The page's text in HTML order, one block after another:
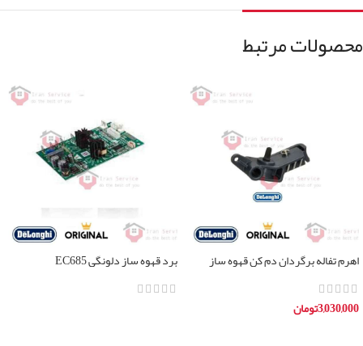
محصولات مرتبط
اهرم تفاله برگردان دم کن قهوه ساز
دلونگی
3,030,000تومان
برد قهوه ساز دلونگی EC685